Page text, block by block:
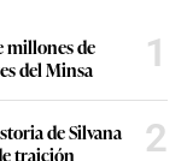
millones de
del Minsa
1
de Silvana
traición
2